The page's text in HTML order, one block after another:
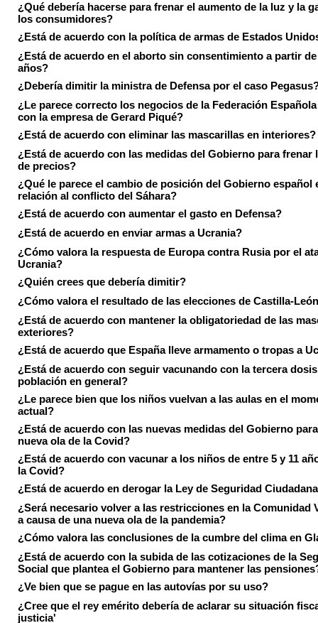
¿Qué debería hacerse para frenar el aumento de la luz y la
los consumidores?
¿Está de acuerdo con la política de armas de Estados
¿Está de acuerdo en el aborto sin consentimiento a partir
años?
¿Debería dimitir la ministra de Defensa por el caso
¿Le parece correcto los negocios de la Federación
con la empresa de Gerard Piqué?
¿Está de acuerdo con eliminar las mascarillas en interiores?
¿Está de acuerdo con las medidas del Gobierno para frenar
de precios?
¿Qué le parece el cambio de posición del Gobierno español
relación al conflicto del Sáhara?
¿Está de acuerdo con aumentar el gasto en Defensa?
¿Está de acuerdo en enviar armas a Ucrania?
¿Cómo valora la respuesta de Europa contra Rusia por el
Ucrania?
¿Quién crees que debería dimitir?
¿Cómo valora el resultado de las elecciones de Castilla-
¿Está de acuerdo con mantener la obligatoriedad de las
exteriores?
¿Está de acuerdo que España lleve armamento o tropas a
¿Está de acuerdo con seguir vacunando con la tercera
población en general?
¿Le parece bien que los niños vuelvan a las aulas en el
actual?
¿Está de acuerdo con las nuevas medidas del Gobierno
nueva ola de la Covid?
¿Está de acuerdo con vacunar a los niños de entre 5 y 11
la Covid?
¿Está de acuerdo en derogar la Ley de Seguridad
¿Será necesario volver a las restricciones en la Comunidad
a causa de una nueva ola de la pandemia?
¿Cómo valora las conclusiones de la cumbre del clima en
¿Está de acuerdo con la subida de las cotizaciones de la
Social que plantea el Gobierno para mantener las
¿Ve bien que se pague en las autovías por su uso?
¿Cree que el rey emérito debería de aclarar su situación
justicia'